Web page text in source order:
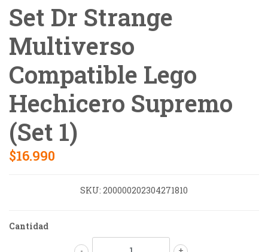
Set Dr Strange
Multiverso
Compatible Lego
Hechicero Supremo
(Set 1)
$16.990
SKU: 200000202304271810
Cantidad